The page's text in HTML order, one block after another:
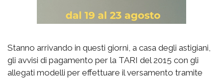
Stanno arrivando in questi giorni, a casa degli astigiani,
gli avvisi di pagamento per la TARI del 2015 con gli
allegati modelli per effettuare il versamento tramite